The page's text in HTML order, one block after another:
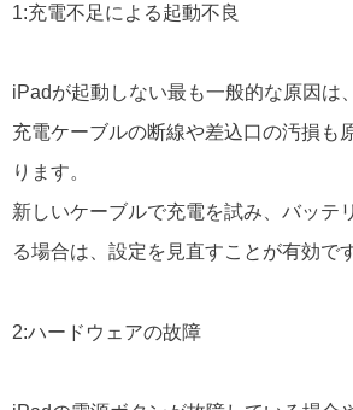
1:充電不足による起動不良
iPadが起動しない最も一般的な原因は
充電ケーブルの断線や差込口の汚損も
ります。
新しいケーブルで充電を試み、バッテ
る場合は、設定を見直すことが有効です
2:ハードウェアの故障